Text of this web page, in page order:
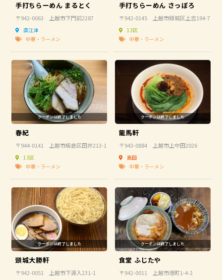
手打ちらーめん まるとく
〒942-0063 上越市下門前2287
直江津
中華・ラーメン
手打ちらーめん さっぽろ
〒942-0145 上越市頸城区上吉194-7
13区
中華・ラーメン
春紀
〒944-0141 上越市板倉区田井213-1
13区
中華・ラーメン
龍馬軒
〒943-0884 上越市上中田2026
高田
中華・ラーメン
頸城大勝軒
〒942-0051 上越市下源入231-1
食堂 ふじたや
〒942-0011 上越市港町1-4-2